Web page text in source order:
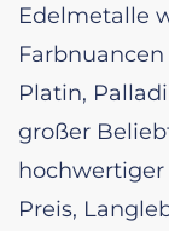
Edelmetalle
Platin,
großer
hochwertiger
Preis,